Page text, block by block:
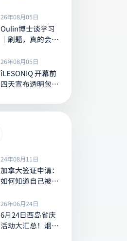
显著差异
26年08月05日
Oulin博士谈学习
｜刷题，真的会让
吗？
26年08月05日
îLESONIQ 开幕前
四天宣布透明包新
24年08月11日
加拿大签证申请：
如何知道自己被安
26年06月24日
6月24日西岛省庆
活动大汇总！烟